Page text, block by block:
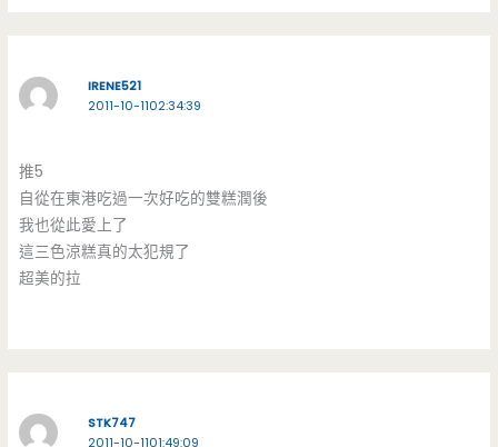
IRENE521
2011-10-1102:34:39
推5
自從在東港吃過一次好吃的雙糕潤後
我也從此愛上了
這三色涼糕真的太犯規了
超美的拉
STK747
2011-10-1101:49:09